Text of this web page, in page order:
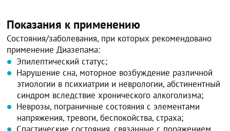
Показания к применению
Состояния/заболевания, при которых рекомендовано
применение Диазепама:
Эпилептический статус;
Нарушение сна, моторное возбуждение различной
этиологии в психиатрии и неврологии, абстинентный
синдром вследствие хронического алкоголизма;
Неврозы, пограничные состояния с элементами
напряжения, тревоги, беспокойства, страха;